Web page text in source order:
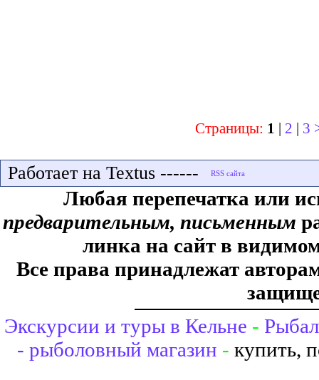
Страницы: 1 2 3
Работает на Textus ------
Любая перепечатка или
предварительным, письменным
линка на сайт в
Все права принадлежат
Экскурсии и туры в Кельне -
- рыболовный магазин - купить,